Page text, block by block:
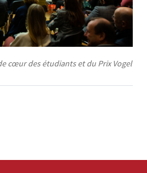
cœur des étudiants et du Prix Vogel